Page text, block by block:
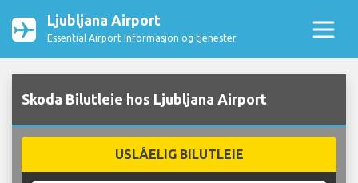
Ljubljana Airport
Essential Airport Informasjon og tjenester
Skoda Bilutleie hos Ljubljana Airport
USLÅELIG BILUTLEIE